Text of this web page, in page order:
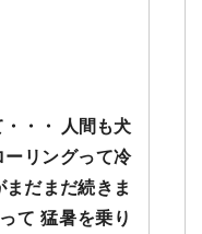
・・ 人間も犬
リングって冷
だまだ続きま
て 猛暑を乗り